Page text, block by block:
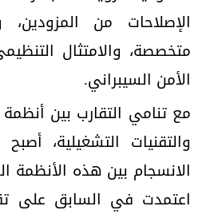
الإصلاحات من
متخصصة، والامتثال
الأمن السيبراني.
مع تنامي التقارب بين
والتقنيات التشغيلية،
الانسجام بين هذه الأنظمة
اعتمدت في السابق على